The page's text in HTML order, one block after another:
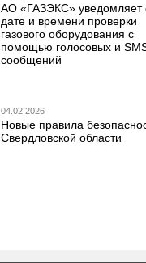
АО «ГАЗЭКС» уведомляет
дате и времени проверки
газового оборудования с
помощью голосовых и
сообщений
04.02.2026
Новые правила
Свердловской области